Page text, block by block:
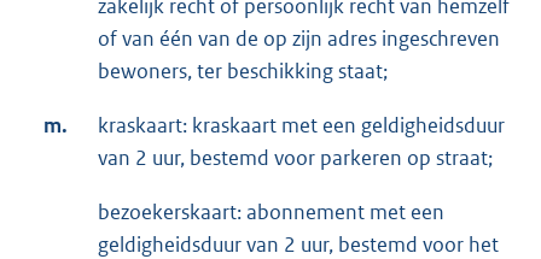
zakelijk recht of persoonlijk recht van hemzelf
of van één van de op zijn adres ingeschreven
bewoners, ter beschikking staat;
m.
kraskaart: kraskaart met een geldigheidsduur
van 2 uur, bestemd voor parkeren op straat;
bezoekerskaart: abonnement met een
geldigheidsduur van 2 uur, bestemd voor het